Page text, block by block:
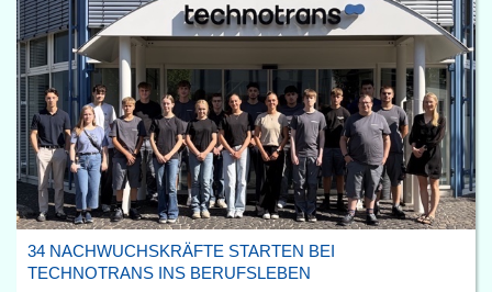
34 NACHWUCHSKRÄFTE STARTEN BEI
TECHNOTRANS INS BERUFSLEBEN